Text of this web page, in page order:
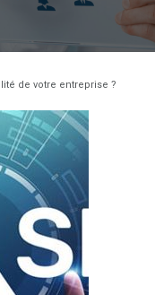
de votre entreprise ?